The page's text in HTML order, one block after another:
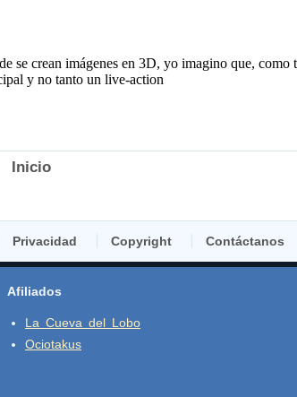
Inicio
Privacidad Copyright Contáctanos
Afiliados
La Cueva del Lobo
Ociotakus